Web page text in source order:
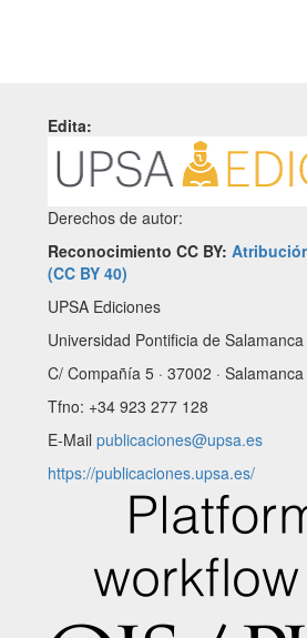
Edita:
Derechos de autor:
Reconocimiento CC BY:
(CC BY 40)
UPSA Ediciones
Universidad Pontificia de Salamanca
C/ Compañía 5 · 37002 · Salamanca
Tfno: +34 923 277 128
E-Mail publicaciones@upsa.es
https://publicaciones.upsa.es/